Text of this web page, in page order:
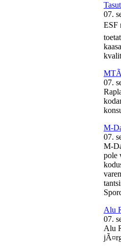
07.
ESF
07.
M-
07.
M-
pole
Alu
07.
Alu